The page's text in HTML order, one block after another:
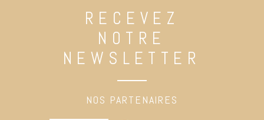
RECEVEZ
NOTRE
NEWSLETTER
NOS PARTENAIRES